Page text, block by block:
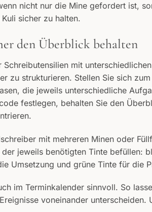
nicht nur die Mine gefordert ist,
sicher zu halten.
den Überblick behalten
mit
zu strukturieren. Stellen Sie sich
die jeweils unterschiedliche
festlegen, behalten Sie den
mit mehreren Minen oder
jeweils benötigten Tinte befüllen:
Umsetzung und grüne Tinte für die
im Terminkalender sinnvoll. So
voneinander